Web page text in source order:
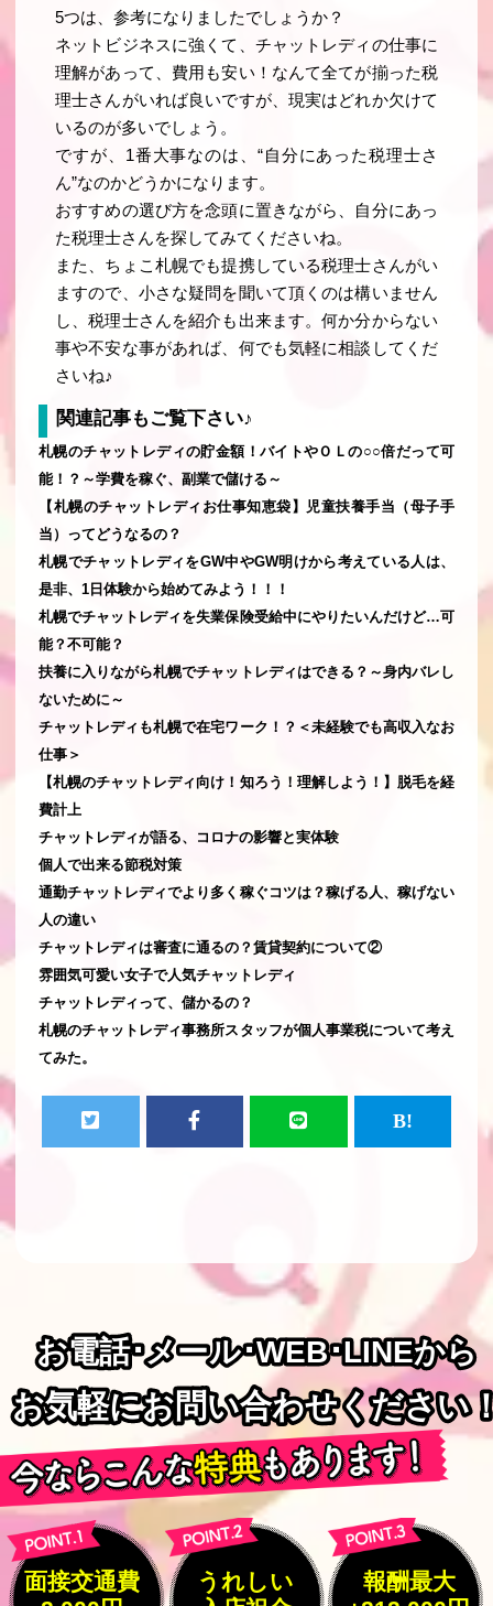
5つは、参考になりましたでしょうか？
ネットビジネスに強くて、チャットレディの仕事に
理解があって、費用も安い！なんて全てが揃った税
理士さんがいれば良いですが、現実はどれか欠けて
いるのが多いでしょう。
ですが、1番大事なのは、“自分にあった税理士さ
ん”なのかどうかになります。
おすすめの選び方を念頭に置きながら、自分にあっ
た税理士さんを探してみてくださいね。
また、ちょこ札幌でも提携している税理士さんがい
ますので、小さな疑問を聞いて頂くのは構いません
し、税理士さんを紹介も出来ます。何か分からない
事や不安な事があれば、何でも気軽に相談してくだ
さいね♪
関連記事もご覧下さい♪
札幌のチャットレディの貯金額！バイトやＯＬの○○倍だって可
能！？～学費を稼ぐ、副業で儲ける～
【札幌のチャットレディお仕事知恵袋】児童扶養手当（母子手
当）ってどうなるの？
札幌でチャットレディをGW中やGW明けから考えている人は、
是非、1日体験から始めてみよう！！！
札幌でチャットレディを失業保険受給中にやりたいんだけど…可
能？不可能？
扶養に入りながら札幌でチャットレディはできる？～身内バレし
ないために～
チャットレディも札幌で在宅ワーク！？＜未経験でも高収入なお
仕事＞
【札幌のチャットレディ向け！知ろう！理解しよう！】脱毛を経
費計上
チャットレディが語る、コロナの影響と実体験
個人で出来る節税対策
通勤チャットレディでより多く稼ぐコツは？稼げる人、稼げない
人の違い
チャットレディは審査に通るの？賃貸契約について②
雰囲気可愛い女子で人気チャットレディ
チャットレディって、儲かるの？
札幌のチャットレディ事務所スタッフが個人事業税について考え
てみた。
お電話･メール･WEB･LINEから
お電話･メール･WEB･LINEから
お気軽にお問い合わせください
お気軽にお問い合わせください
面接交通費
うれしい
報酬最大